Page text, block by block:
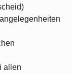
allen